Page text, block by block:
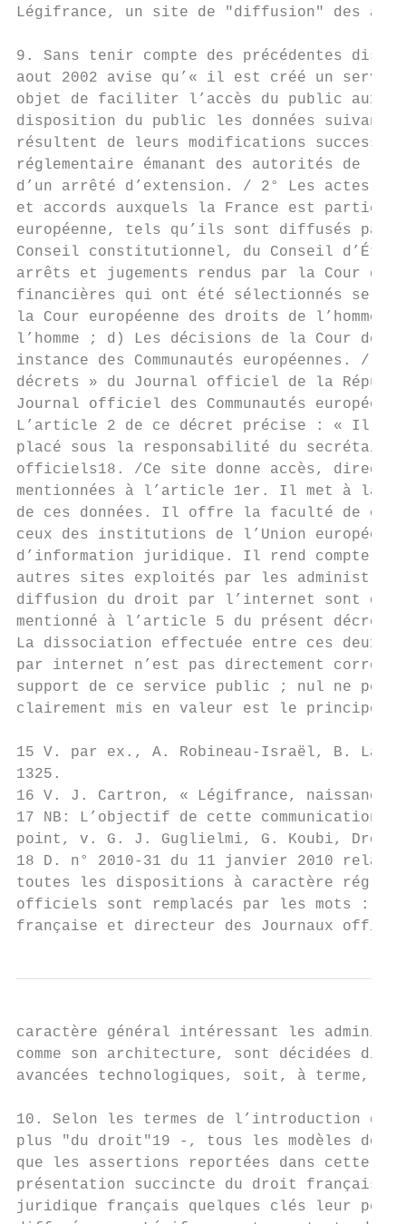
Légifrance, un site de "diffusion" des
9. Sans tenir compte des précédentes
aout 2002 avise qu’« il est créé un
objet de faciliter l’accès du public aux
disposition du public les données
résultent de leurs modifications
réglementaire émanant des autorités de
d’un arrêté d’extension. / 2° Les actes
et accords auxquels la France est partie ;
européenne, tels qu’ils sont diffusés
Conseil constitutionnel, du Conseil
arrêts et jugements rendus par la Cour
financières qui ont été sélectionnés
la Cour européenne des droits de l’homme
l’homme ; d) Les décisions de la Cour de
instance des Communautés européennes.
décrets » du Journal officiel de la
Journal officiel des Communautés
L’article 2 de ce décret précise : « Il est
placé sous la responsabilité du secrétaire
officiels18. /Ce site donne accès,
mentionnées à l’article 1er. Il met à la
de ces données. Il offre la faculté de
ceux des institutions de l’Union
d’information juridique. Il rend compte
autres sites exploités par les
diffusion du droit par l’internet sont
mentionné à l’article 5 du présent décret.
La dissociation effectuée entre ces
par internet n’est pas directement
support de ce service public ; nul ne peut
clairement mis en valeur est le principe
15 V. par ex., A. Robineau-Israël, B.
1325.
16 V. J. Cartron, « Légifrance, naissance
17 NB: L’objectif de cette
point, v. G. J. Guglielmi, G. Koubi, Droit
18 D. n° 2010-31 du 11 janvier 2010
toutes les dispositions à caractère
officiels sont remplacés par les mots :
française et directeur des Journaux
caractère général intéressant les
comme son architecture, sont décidées
avancées technologiques, soit, à terme,
10. Selon les termes de l’introduction
plus "du droit"19 -, tous les modèles de
que les assertions reportées dans cette
présentation succincte du droit français
juridique français quelques clés leur